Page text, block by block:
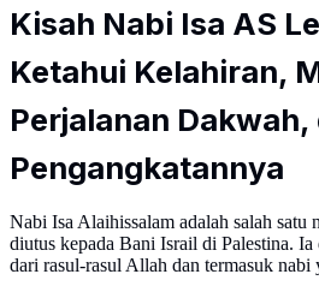
Kisah Nabi Isa AS
Ketahui Kelahiran,
Perjalanan Dakwah,
Pengangkatannya
Nabi Isa Alaihissalam adalah salah satu
diutus kepada Bani Israil di Palestina. Ia
dari rasul-rasul Allah dan termasuk